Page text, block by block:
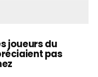
joueurs du
pas